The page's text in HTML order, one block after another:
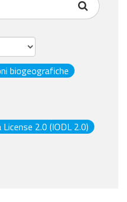
biogeografiche
2.0 (IODL 2.0)